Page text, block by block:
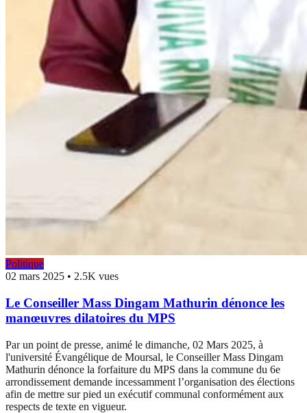
Politique
02 mars 2025 • 2.5K vues
Le Conseiller Mass Dingam Mathurin dénonce les
manœuvres dilatoires du MPS
Par un point de presse, animé le dimanche, 02 Mars 2025, à
l'université Évangélique de Moursal, le Conseiller Mass Dingam
Mathurin dénonce la forfaiture du MPS dans la commune du 6e
arrondissement demande incessamment l’organisation des élections
afin de mettre sur pied un exécutif communal conformément aux
respects de texte en vigueur.